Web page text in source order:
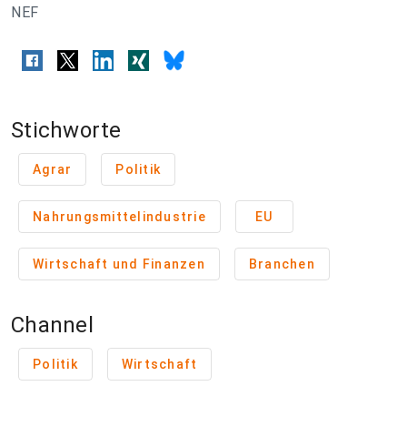
NEF
Stichworte
Agrar Politik
Nahrungsmittelindustrie EU
Wirtschaft und Finanzen Branchen
Channel
Politik Wirtschaft